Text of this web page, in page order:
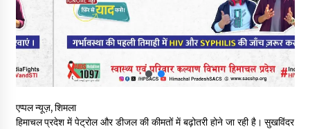
वन विभाग के एक हजार खिलाड़ी रामपुर में दिखाएंगे जौहर, 11 से 13 सितंबर
तक आयोजित होगी 27वीं वार्षिक खेलकूद प्रतियोगिता
07/08/2026
30 बैग की सीमा पर भाजपा का हमला, बोली- कांग्रेस सरकार ने सेब उत्पादकों
एप्पल न्यूज़, शिमला
हिमाचल प्रदेश में पेट्रोल और डीजल की कीमतों में बढ़ोतरी होने जा रही है। सुखविंदर